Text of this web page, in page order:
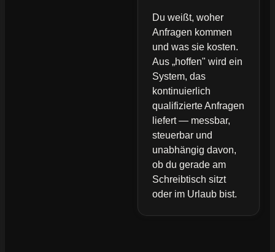
Du weißt, woher
Anfragen kommen
und was sie kosten.
Aus „hoffen" wird ein
System, das
kontinuierlich
qualifizierte Anfragen
liefert — messbar,
steuerbar und
unabhängig davon,
ob du gerade am
Schreibtisch sitzt
oder im Urlaub bist.